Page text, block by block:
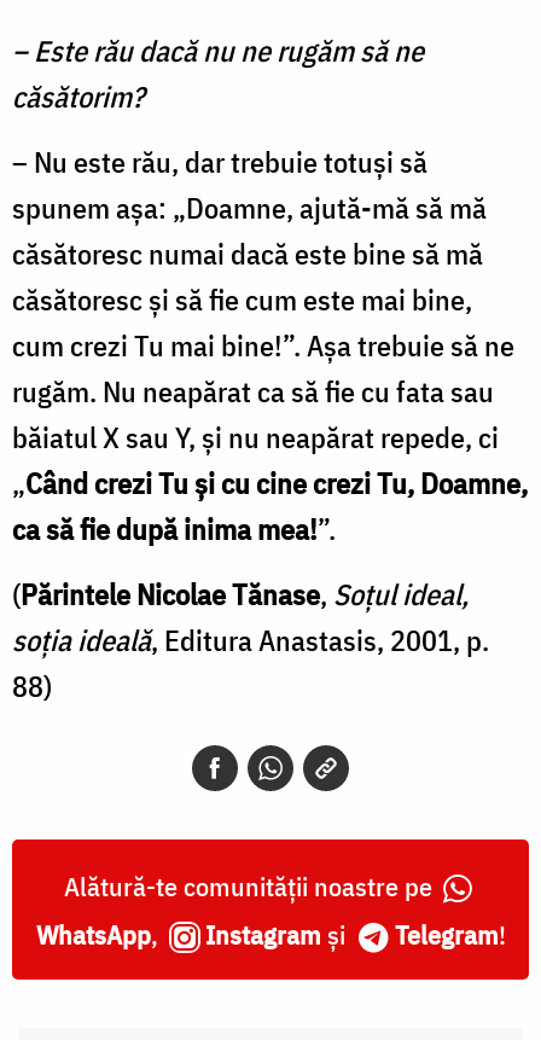
Nechifor
– Este rău dacă nu ne rugăm să ne
căsătorim?
– Nu este rău, dar trebuie totuşi să
spunem aşa: „Doamne, ajută-mă să mă
căsătoresc numai dacă este bine să mă
căsătoresc şi să fie cum este mai bine,
cum crezi Tu mai bine!”. Aşa trebuie să ne
rugăm. Nu neapărat ca să fie cu fata sau
băiatul X sau Y, şi nu neapărat repede, ci
„Când crezi Tu şi cu cine crezi Tu, Doamne,
ca să fie după inima mea!”.
(Părintele Nicolae Tănase, Soțul ideal,
soția ideală, Editura Anastasis, 2001, p.
88)
Alătură-te comunității noastre pe
WhatsApp, Instagram și Telegram!